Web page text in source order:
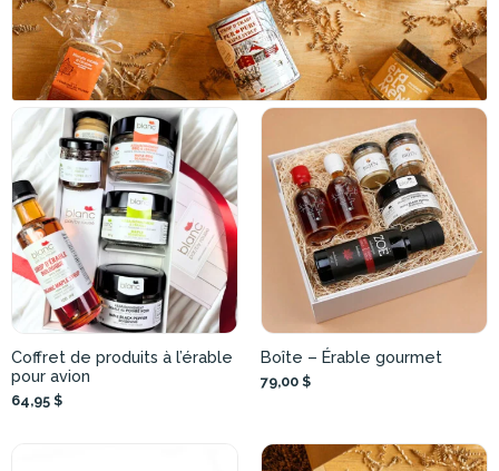
Coffret de produits à l’érable
pour avion
64,95 $
Boîte – Érable gourmet
79,00 $